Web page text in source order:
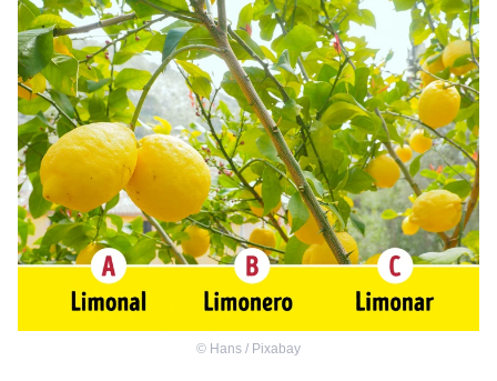
© Hans / Pixabay